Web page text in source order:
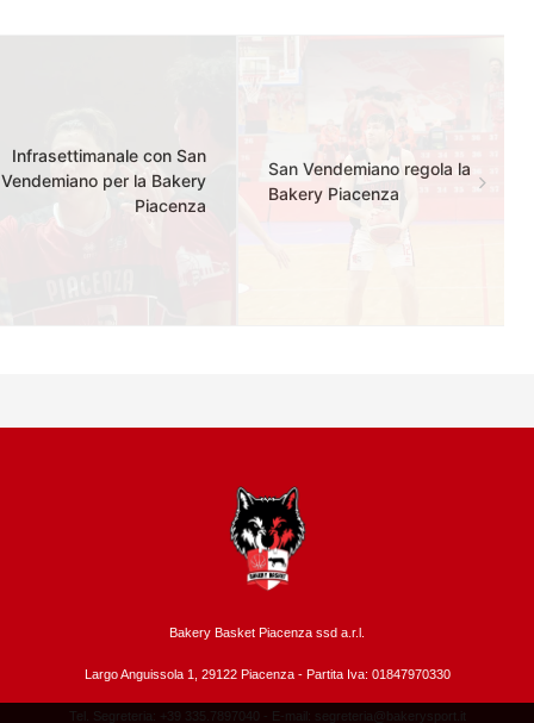
Infrasettimanale con San
Vendemiano per la Bakery
Piacenza
San Vendemiano regola la
Bakery Piacenza
Bakery Basket Piacenza ssd a.r.l.
Largo Anguissola 1, 29122 Piacenza - Partita Iva: 01847970330
Tel. Segreteria: +39 335.7897040 - E-mail: segreteria@bakerysport.it